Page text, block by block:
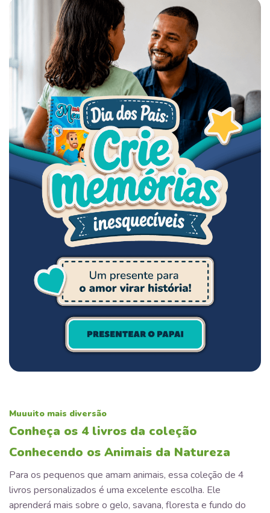
Muuuito mais diversão
Conheça os 4 livros da coleção
Conhecendo os Animais da Natureza
Para os pequenos que amam animais, essa coleção de 4
livros personalizados é uma excelente escolha. Ele
aprenderá mais sobre o gelo, savana, floresta e fundo do